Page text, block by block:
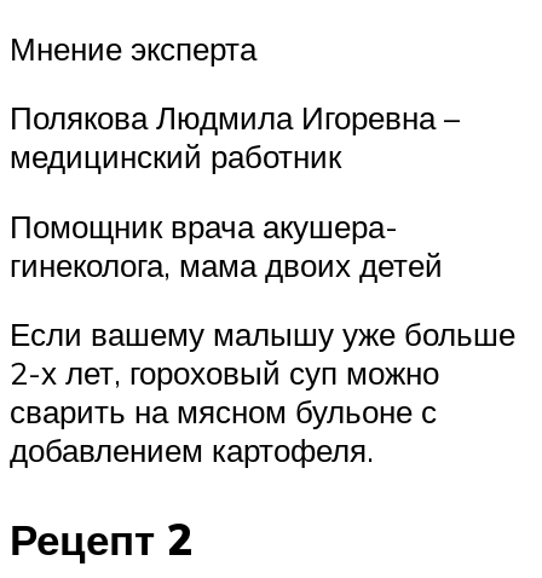
Мнение эксперта
Полякова Людмила Игоревна –
медицинский работник
Помощник врача акушера-
гинеколога, мама двоих детей
Если вашему малышу уже больше
2-х лет, гороховый суп можно
сварить на мясном бульоне с
добавлением картофеля.
Рецепт 2